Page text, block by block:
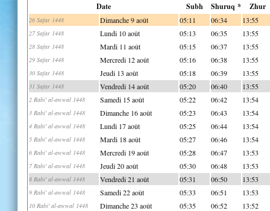
Date Subh Shuruq * Zhur
26 Safar 1448 Dimanche 9 août 05:11 06:34 13:55
27 Safar 1448 Lundi 10 août 05:13 06:35 13:55
28 Safar 1448 Mardi 11 août 05:15 06:37 13:55
29 Safar 1448 Mercredi 12 août 05:16 06:38 13:55
30 Safar 1448 Jeudi 13 août 05:18 06:39 13:55
31 Safar 1448 Vendredi 14 août 05:20 06:40 13:55
2 Rabi' al-awwal 1448 Samedi 15 août 05:22 06:42 13:54
3 Rabi' al-awwal 1448 Dimanche 16 août 05:23 06:43 13:54
4 Rabi' al-awwal 1448 Lundi 17 août 05:25 06:44 13:54
5 Rabi' al-awwal 1448 Mardi 18 août 05:27 06:46 13:54
6 Rabi' al-awwal 1448 Mercredi 19 août 05:28 06:47 13:53
7 Rabi' al-awwal 1448 Jeudi 20 août 05:30 06:48 13:53
8 Rabi' al-awwal 1448 Vendredi 21 août 05:31 06:50 13:53
9 Rabi' al-awwal 1448 Samedi 22 août 05:33 06:51 13:53
10 Rabi' al-awwal 1448 Dimanche 23 août 05:35 06:52 13:52